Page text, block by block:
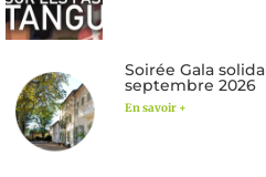
Soirée Gala
septembre 2026
En savoir +